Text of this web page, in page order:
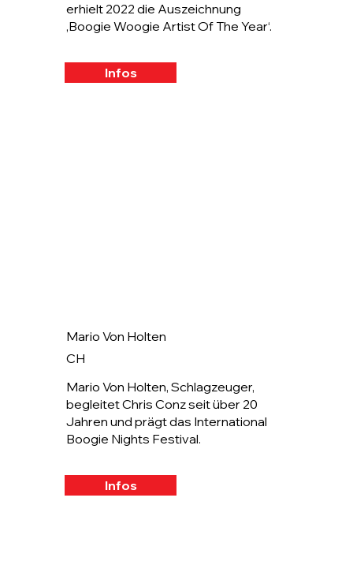
erhielt 2022 die Auszeichnung
‚Boogie Woogie Artist Of The Year‘.
Infos
Mario Von Holten
CH
Mario Von Holten, Schlagzeuger,
begleitet Chris Conz seit über 20
Jahren und prägt das International
Boogie Nights Festival.
Infos